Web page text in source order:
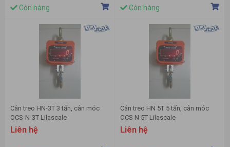
Còn hàng Còn hàng
Cân treo HN-3T 3 tấn, cân móc
OCS-N-3T Lilascale
Liên hệ
Cân treo HN 5T 5 tấn, cân móc
OCS N 5T Lilascale
Liên hệ